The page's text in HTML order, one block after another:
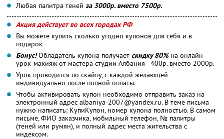
Любая палитра теней за 3000р. вместо 7500р.
Акция действует во всех городах РФ
Вы можете купить сколько угодно купонов для себя и в
подарок
Бонус!Обладатель купона получает скидку 80%на онлайн
урок-макияж от мастера студии Албания - 400р. вместо 2000р.
Урок проводится по скайпу, с каждой желающей
индивидуально после полной оплаты.
Чтобы активировать купон необходимо отправить заказ на
электронный адрес albaniya-2007@yandex.ru. В теме письма
нужно написать: КупиКупон, номер купона полностью. В самом
письме, ФИО заказчика, мобильный телефон, № палитры
(теней или румян), и полный адрес места жительства с
индексом.